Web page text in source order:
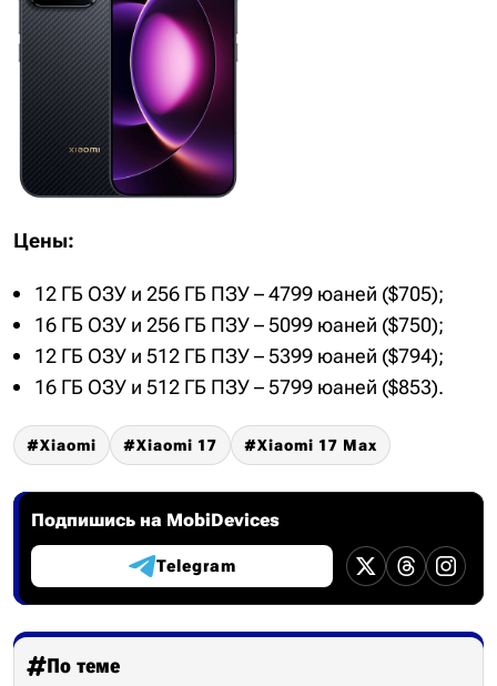
Цены:
12 ГБ ОЗУ и 256 ГБ ПЗУ – 4799 юаней ($705);
16 ГБ ОЗУ и 256 ГБ ПЗУ – 5099 юаней ($750);
12 ГБ ОЗУ и 512 ГБ ПЗУ – 5399 юаней ($794);
16 ГБ ОЗУ и 512 ГБ ПЗУ – 5799 юаней ($853).
Xiaomi Xiaomi 17 Xiaomi 17 Max
Подпишись на MobiDevices
Telegram
По теме